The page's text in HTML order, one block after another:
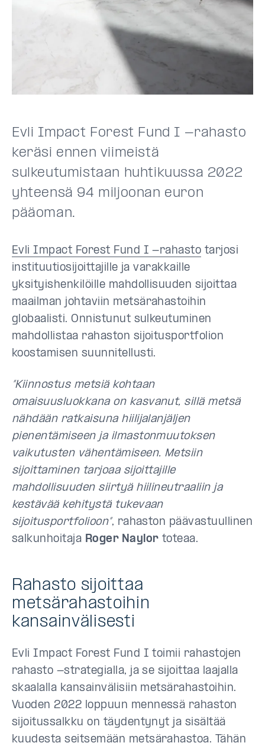
Evli Impact Forest Fund I -rahasto
keräsi ennen viimeistä
sulkeutumistaan huhtikuussa 2022
yhteensä 94 miljoonan euron
pääoman.
Evli Impact Forest Fund I -rahasto tarjosi
instituutiosijoittajille ja varakkaille
yksityishenkilöille mahdollisuuden sijoittaa
maailman johtaviin metsärahastoihin
globaalisti. Onnistunut sulkeutuminen
mahdollistaa rahaston sijoitusportfolion
koostamisen suunnitellusti.
”Kiinnostus metsiä kohtaan
omaisuusluokkana on kasvanut, sillä metsä
nähdään ratkaisuna hiilijalanjäljen
pienentämiseen ja ilmastonmuutoksen
vaikutusten vähentämiseen. Metsiin
sijoittaminen tarjoaa sijoittajille
mahdollisuuden siirtyä hiilineutraaliin ja
kestävää kehitystä tukevaan
sijoitusportfolioon”, rahaston päävastuullinen
salkunhoitaja Roger Naylor toteaa.
Rahasto sijoittaa
metsärahastoihin
kansainvälisesti
Evli Impact Forest Fund I toimii rahastojen
rahasto -strategialla, ja se sijoittaa laajalla
skaalalla kansainvälisiin metsärahastoihin.
Vuoden 2022 loppuun mennessä rahaston
sijoitussalkku on täydentynyt ja sisältää
kuudesta seitsemään metsärahastoa. Tähän